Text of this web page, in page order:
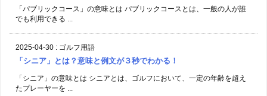
「パブリックコース」の意味とは パブリックコースとは、一般の人が誰
でも利用できる ...
2025-04-30 : ゴルフ用語
「シニア」とは？意味と例文が３秒でわかる！
「シニア」の意味とは シニアとは、ゴルフにおいて、一定の年齢を超え
たプレーヤーを ...